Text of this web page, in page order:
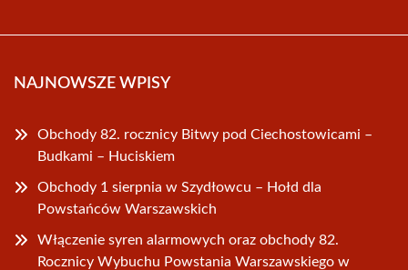
NAJNOWSZE WPISY
Obchody 82. rocznicy Bitwy pod Ciechostowicami –
Budkami – Huciskiem
Obchody 1 sierpnia w Szydłowcu – Hołd dla
Powstańców Warszawskich
Włączenie syren alarmowych oraz obchody 82.
Rocznicy Wybuchu Powstania Warszawskiego w